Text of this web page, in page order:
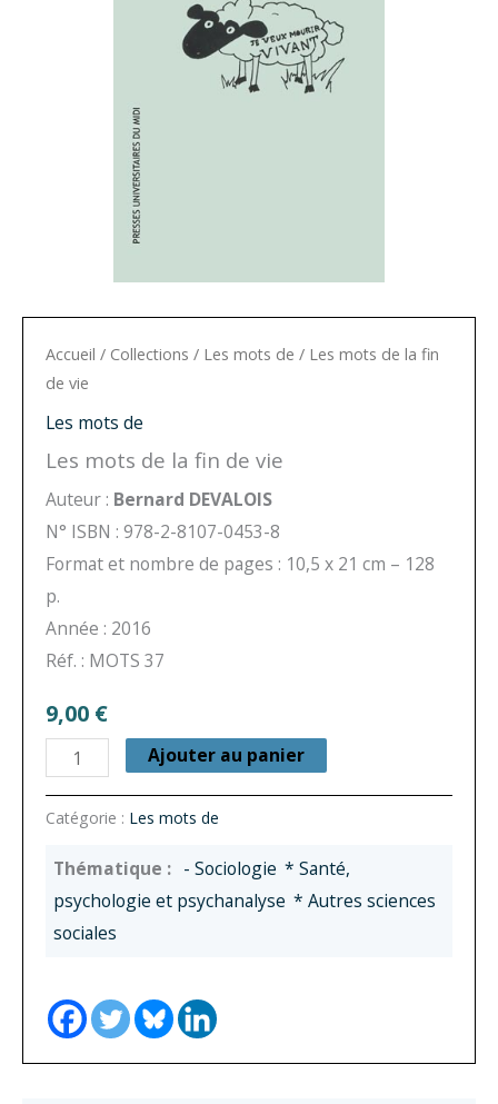
Accueil / Collections / Les mots de / Les mots de la fin
de vie
Les mots de
Les mots de la fin de vie
Auteur : Bernard DEVALOIS
N° ISBN : 978-2-8107-0453-8
Format et nombre de pages : 10,5 x 21 cm – 128
p.
Année : 2016
Réf. : MOTS 37
9,00 €
quantité
de
Les
de
la
fin
vie
Ajouter au panier
Catégorie : Les mots de
- Sociologie * Santé,
psychologie et psychanalyse * Autres sciences
sociales